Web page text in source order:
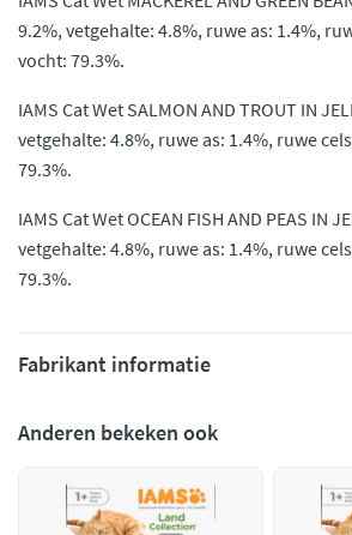
9.2%, vetgehalte: 4.8%, ruwe as: 1.4%,
vocht: 79.3%.
IAMS Cat Wet SALMON AND TROUT IN
vetgehalte: 4.8%, ruwe as: 1.4%, ruwe
79.3%.
IAMS Cat Wet OCEAN FISH AND PEAS IN
vetgehalte: 4.8%, ruwe as: 1.4%, ruwe
79.3%.
Fabrikant informatie
Anderen bekeken ook